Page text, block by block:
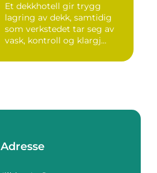
Et dekkhotell gir trygg
lagring av dekk, samtidig
som verkstedet tar seg av
vask, kontroll og klargj...
Adresse